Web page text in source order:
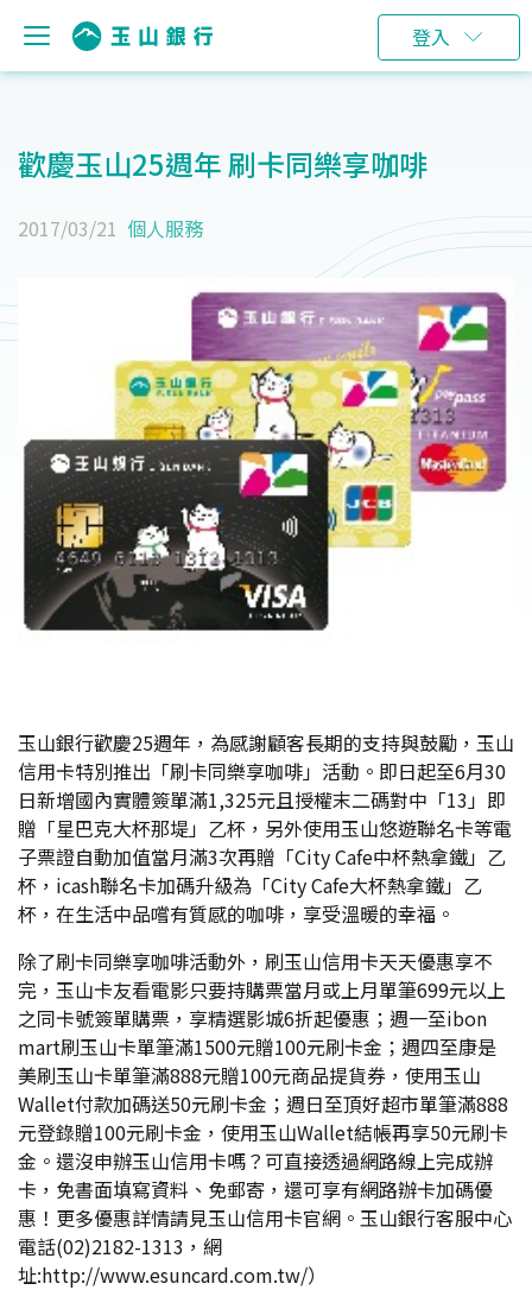
登入
歡慶玉山25週年 刷卡同樂享咖啡
2017/03/21 個人服務
玉山銀行歡慶25週年，為感謝顧客長期的支持與鼓勵，玉山
信用卡特別推出「刷卡同樂享咖啡」活動。即日起至6月30
日新增國內實體簽單滿1,325元且授權末二碼對中「13」即
贈「星巴克大杯那堤」乙杯，另外使用玉山悠遊聯名卡等電
子票證自動加值當月滿3次再贈「City Cafe中杯熱拿鐵」乙
杯，icash聯名卡加碼升級為「City Cafe大杯熱拿鐵」乙
杯，在生活中品嚐有質感的咖啡，享受溫暖的幸福。
除了刷卡同樂享咖啡活動外，刷玉山信用卡天天優惠享不
完，玉山卡友看電影只要持購票當月或上月單筆699元以上
之同卡號簽單購票，享精選影城6折起優惠；週一至ibon
mart刷玉山卡單筆滿1500元贈100元刷卡金；週四至康是
美刷玉山卡單筆滿888元贈100元商品提貨券，使用玉山
Wallet付款加碼送50元刷卡金；週日至頂好超市單筆滿888
元登錄贈100元刷卡金，使用玉山Wallet結帳再享50元刷卡
金。還沒申辦玉山信用卡嗎？可直接透過網路線上完成辦
卡，免書面填寫資料、免郵寄，還可享有網路辦卡加碼優
惠！更多優惠詳情請見玉山信用卡官網。玉山銀行客服中心
電話(02)2182-1313，網
址:http://www.esuncard.com.tw/）